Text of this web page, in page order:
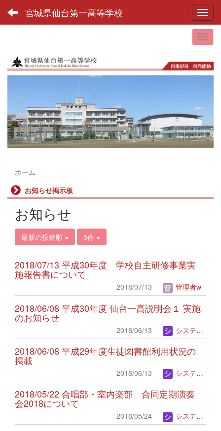
宮城県仙台第一高等学校
ホーム
お知らせ掲示板
お知らせ
最新の投稿順 5件
2018/07/13 平成30年度 学校自主研修事業実
施報告書について
2018/07/13 管理者w
2018/06/08 平成30年度 仙台一高説明会１ 実施
のお知らせ
2018/06/13 システム管理者
2018/06/08 平成29年度生徒図書館利用状況の
掲載
2018/06/13 システム管理者
2018/05/22 合唱部・室内楽部 合同定期演奏
会2018について
2018/05/24 システム管理者